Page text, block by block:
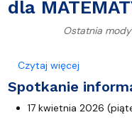
dla
Ostatnia
Czytaj więcejo Zapisy
Spotkanie
17 kwietnia 2026